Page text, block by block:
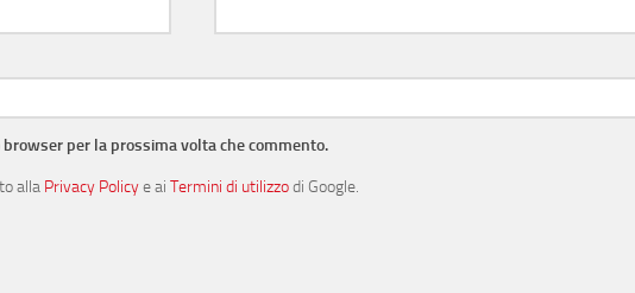
per la prossima volta che commento.
alla Privacy Policye ai Termini di utilizzodi Google.